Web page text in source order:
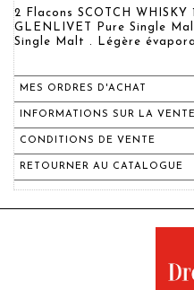
2 Flacons SCOTCH WHISKY
GLENLIVET Pure Single
Single Malt . Légère
MES ORDRES D'ACHAT
INFORMATIONS SUR LA VENTE
CONDITIONS DE VENTE
RETOURNER AU CATALOGUE